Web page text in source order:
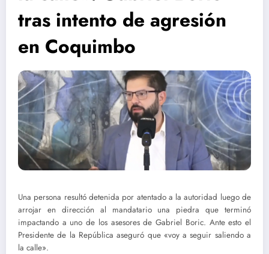
tras intento de agresión
en Coquimbo
Una persona resultó detenida por atentado a la autoridad luego de
arrojar en dirección al mandatario una piedra que terminó
impactando a uno de los asesores de Gabriel Boric. Ante esto el
Presidente de la República aseguró que «voy a seguir saliendo a
la calle».